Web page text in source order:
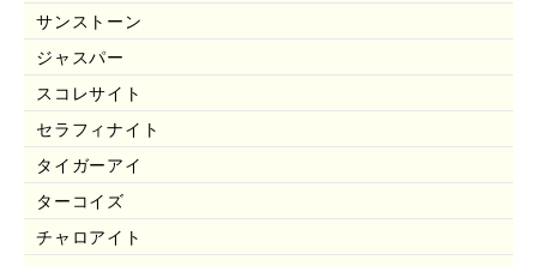
サンストーン
ジャスパー
スコレサイト
セラフィナイト
タイガーアイ
ターコイズ
チャロアイト